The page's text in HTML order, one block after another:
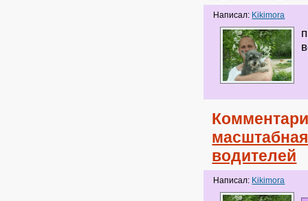
Написал: Kikimora
водителей
Написал: Kikimora